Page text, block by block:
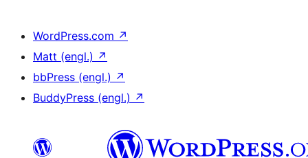
WordPress.com ↗
Matt (engl.) ↗
bbPress (engl.) ↗
BuddyPress (engl.) ↗